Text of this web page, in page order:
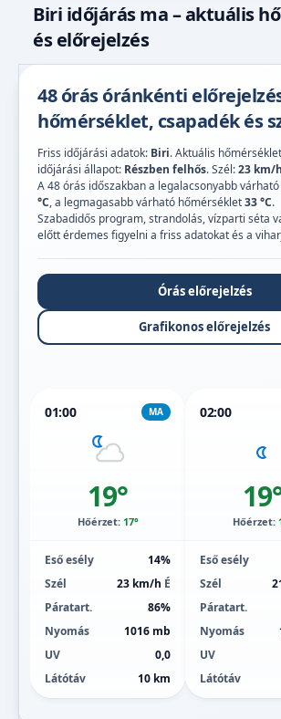
Biri időjárás ma – aktuális
és előrejelzés
48 órás óránkénti
hőmérséklet, csapadék és
Friss időjárási adatok: Biri. Aktuális
időjárási állapot: Részben felhős. Szél:23 km/h
A 48 órás időszakban a legalacsonyabb
°C, a legmagasabb várható hőmérséklet33 °C.
Szabadidős program, strandolás, vízparti séta
előtt érdemes figyelni a friss adatokat és a
Órás előrejelzés
Grafikonos előrejelzés
01:00 MA
19°
Hőérzet: 17°
Eső esély
14%
Szél
23 km/h É
Páratart.
86%
Nyomás
1016 mb
UV
0,0
Látótáv
10 km
02:00
Hőérzet:
Eső esély
Szél
Páratart.
Nyomás
UV
Látótáv